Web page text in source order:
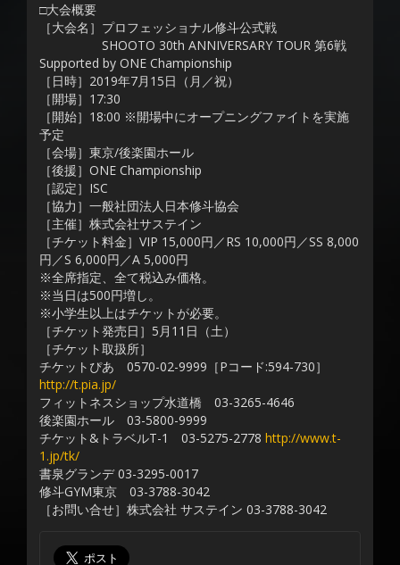
□大会概要
［大会名］プロフェッショナル修斗公式戦
SHOOTO 30th ANNIVERSARY TOUR 第6戦
Supported by ONE Championship
［日時］2019年7月15日（月／祝）
［開場］17:30
［開始］18:00 ※開場中にオープニングファイトを実施
予定
［会場］東京/後楽園ホール
［後援］ONE Championship
［認定］ISC
［協力］一般社団法人日本修斗協会
［主催］株式会社サステイン
［チケット料金］VIP 15,000円／RS 10,000円／SS 8,000
円／S 6,000円／A 5,000円
※全席指定、全て税込み価格。
※当日は500円増し。
※小学生以上はチケットが必要。
［チケット発売日］5月11日（土）
［チケット取扱所］
チケットぴあ 0570-02-9999［Pコード:594-730］
http://t.pia.jp/
フィットネスショップ水道橋 03-3265-4646
後楽園ホール 03-5800-9999
チケット&トラベルT-1 03-5275-2778 http://www.t-
1.jp/tk/
書泉グランデ 03-3295-0017
修斗GYM東京 03-3788-3042
［お問い合せ］株式会社 サステイン 03-3788-3042